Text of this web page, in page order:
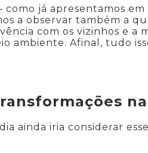
como já apresentamos
a observar também a
com os vizinhos e a
ambiente. Afinal, tudo
ainda iria considerar